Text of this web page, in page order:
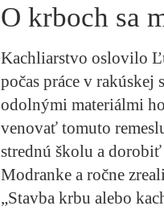
O krboch sa
Kachliarstvo oslovilo
počas práce v rakúskej
odolnými materiálmi
venovať tomuto
strednú školu a
Modranke a ročne
„Stavba krbu alebo